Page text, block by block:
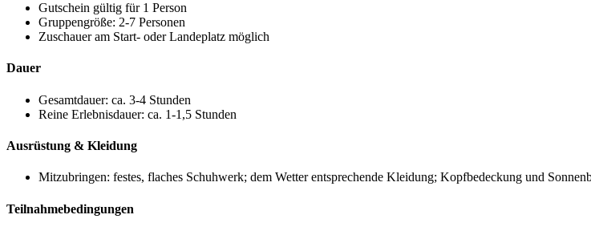
Gutschein gültig für 1 Person
Gruppengröße: 2-7 Personen
Zuschauer am Start- oder Landeplatz möglich
Dauer
Gesamtdauer: ca. 3-4 Stunden
Reine Erlebnisdauer: ca. 1-1,5 Stunden
Ausrüstung & Kleidung
Mitzubringen: festes, flaches Schuhwerk; dem Wetter entsprechende Kleidung; Kopfbedeckung und
Teilnahmebedingungen